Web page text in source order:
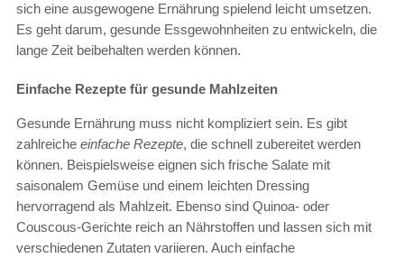
sich eine ausgewogene Ernährung spielend leicht umsetzen.
Es geht darum, gesunde Essgewohnheiten zu entwickeln, die
lange Zeit beibehalten werden können.
Einfache Rezepte für gesunde Mahlzeiten
Gesunde Ernährung muss nicht kompliziert sein. Es gibt
zahlreiche einfache Rezepte, die schnell zubereitet werden
können. Beispielsweise eignen sich frische Salate mit
saisonalem Gemüse und einem leichten Dressing
hervorragend als Mahlzeit. Ebenso sind Quinoa- oder
Couscous-Gerichte reich an Nährstoffen und lassen sich mit
verschiedenen Zutaten variieren. Auch einfache